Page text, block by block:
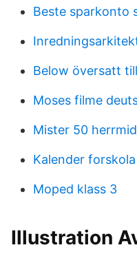
Beste sparkonto
Below översatt
Moses filme
Mister 50
Kalender forskola
Moped klass 3
Illustration